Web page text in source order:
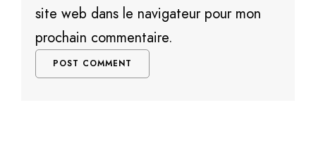
site web dans le navigateur pour mon
prochain commentaire.